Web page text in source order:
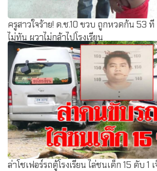
ครูสาวใจร้าย! ด.ช.10 ขวบ ถูกหวดก้น 53
ไม่ทัน ผวาไม่กล้าไปโรงเรียน
ล่าโชเฟอร์รถตู้โรงเรียน ไล่ชนเด็ก 15 ดับ 1